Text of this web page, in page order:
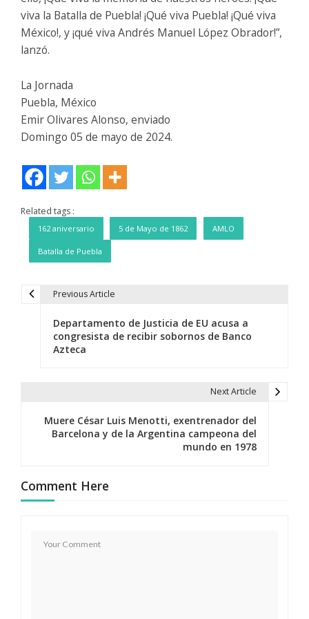
viva la Batalla de Puebla! ¡Qué viva Puebla! ¡Qué viva
México!, y ¡qué viva Andrés Manuel López Obrador!”,
lanzó.
La Jornada
Puebla, México
Emir Olivares Alonso, enviado
Domingo 05 de mayo de 2024.
Related tags :
162 aniversario 5 de Mayo de 1862 AMLO
Batalla de Puebla
i
ó
Previous Article
Departamento de Justicia de EU acusa a
congresista de recibir sobornos de Banco
Azteca
Next Article
Muere César Luis Menotti, exentrenador del
Barcelona y de la Argentina campeona del
mundo en 1978
Comment Here